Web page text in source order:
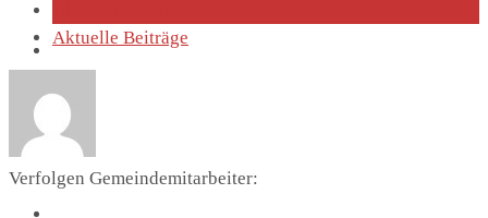
Predigten
Aktuelle Beiträge
Verfolgen Gemeindemitarbeiter: